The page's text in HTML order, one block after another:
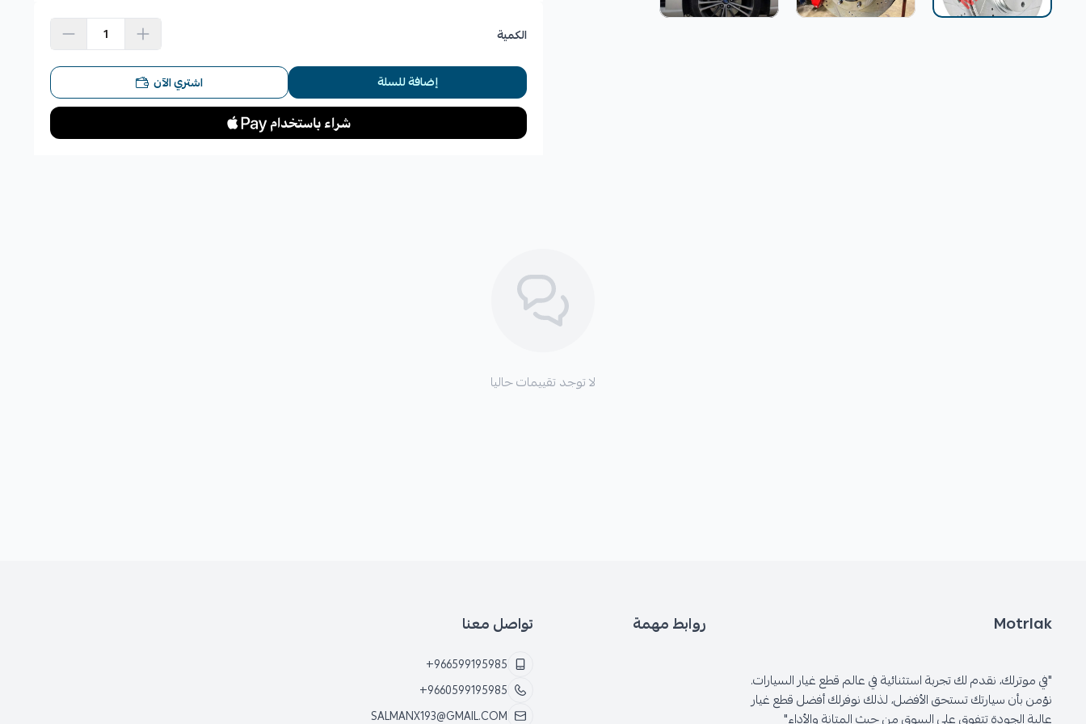
تقليل أو إزالة الاهتزازات (الرجة) بشكل نهائي عند استخدام الفرامل.
*
الكمية
إضافة للسلة اشتري الآن
لا توجد تقييمات حاليا
Motrlak
"في موترلك، نقدم لك تجربة استثنائية في عالم قطع غيار السيارات.
نؤمن بأن سيارتك تستحق الأفضل، لذلك نوفرلك أفضل قطع غيار
عالية الجودة تتفوق على السوق من حيث المتانة والأداء"
روابط مهمة تواصل معنا
+966599195985
+9660599195985
SALMANX193@GMAIL.COM